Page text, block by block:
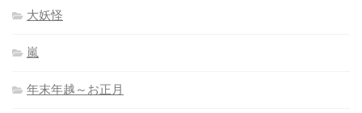
大妖怪
嵐
年末年越～お正月